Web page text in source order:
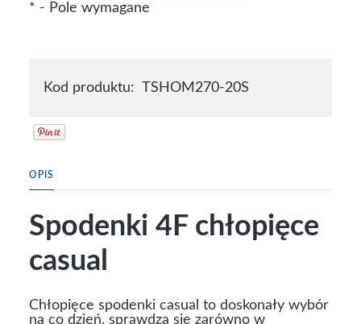
* - Pole wymagane
Kod produktu: TSHOM270-20S
OPIS
Spodenki 4F chłopięce
casual
Chłopięce spodenki casual to doskonały wybór
na co dzień, sprawdzą się zarówno w